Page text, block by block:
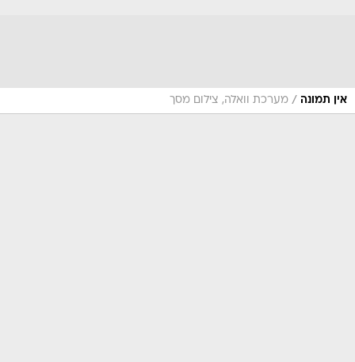
אין תמונה / מערכת וואלה, צילום מסך